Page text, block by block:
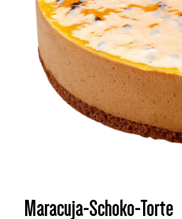
Maracuja-Schoko-Torte